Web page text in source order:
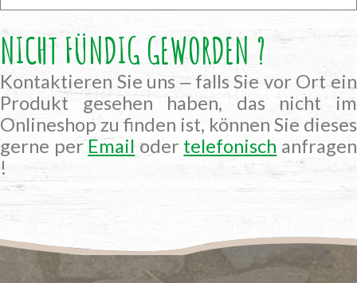
NICHT FÜNDIG GEWORDEN ?
Kontaktieren Sie uns ‒ falls Sie vor Ort ein
Produkt gesehen haben, das nicht im
Onlineshop zu finden ist, können Sie dieses
gerne perEmailoder telefonisch anfragen
!